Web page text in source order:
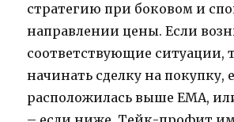
стратегию при боковом и
направлении цены. Если
соответствующие ситуации,
начинать сделку на покупку,
расположилась выше ЕМА,